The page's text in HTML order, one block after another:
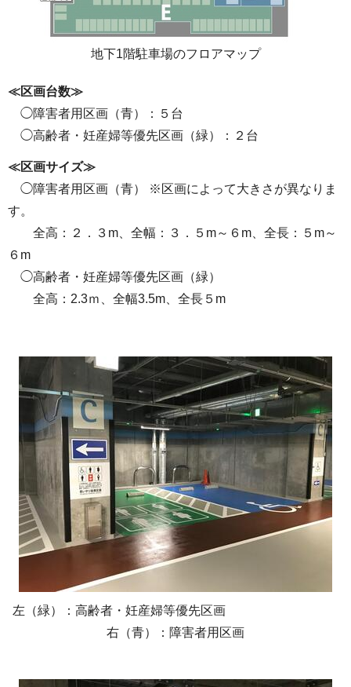
地下1階駐車場のフロアマップ
≪区画台数≫
◯障害者用区画（青）：５台
◯高齢者・妊産婦等優先区画（緑）：２台
≪区画サイズ≫
◯障害者用区画（青） ※区画によって大きさが異なりま
す。
全高：２．３m、全幅：３．５m～６m、全長：５m～
６m
◯高齢者・妊産婦等優先区画（緑）
全高：2.3ｍ、全幅3.5m、全長５m
左（緑）：高齢者・妊産婦等優先区画
右（青）：障害者用区画